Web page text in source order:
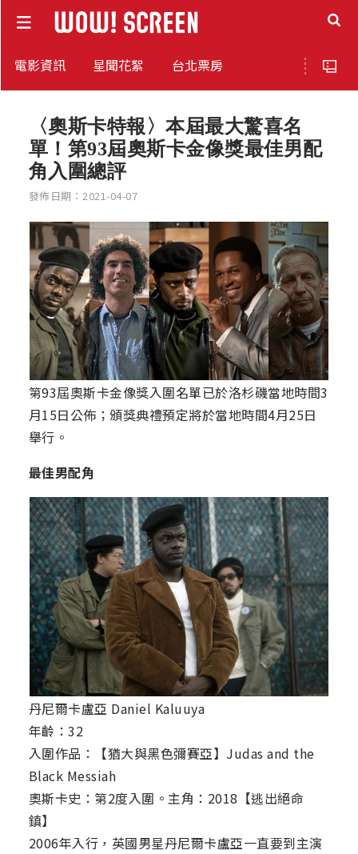
電影資訊 星聞花絮 台北票房
〈奧斯卡特報〉本屆最大驚喜名
單！第93屆奧斯卡金像獎最佳男配
角入圍總評
發佈日期：2021-04-07
第93屆奧斯卡金像獎入圍名單已於洛杉磯當地時間3
月15日公佈；頒獎典禮預定將於當地時間4月25日
舉行。
最佳男配角
丹尼爾卡盧亞 Daniel Kaluuya
年齡：32
入圍作品：【猶大與黑色彌賽亞】Judas and the
Black Messiah
奧斯卡史：第2度入圍。主角：2018【逃出絕命
鎮】
2006年入行，英國男星丹尼爾卡盧亞一直要到主演